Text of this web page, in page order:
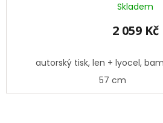
Skladem
2 059 Kč
autorský tisk, len + lyocel,
57 cm